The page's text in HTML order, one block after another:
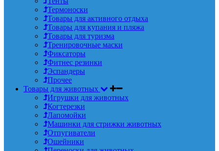
Термоноски
Товары для активного отдыха
Товары для купания и пляжа
Товары для туризма
Тренировочные маски
Фиксаторы
Фитнес резинки
Эспандеры
Прочее
Товары для животных
Игрушки для животных
Когтерезки
Лапомойки
Машинки для стрижки животных
Отпугиватели
Ошейники